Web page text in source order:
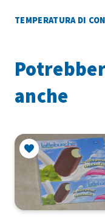
TEMPERATURA DI
anche